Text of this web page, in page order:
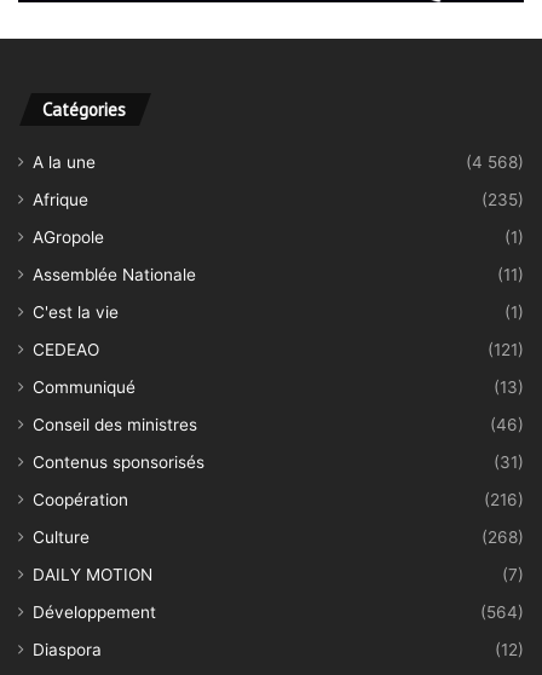
Catégories
A la une
(4 568)
Afrique
(235)
AGropole
(1)
Assemblée Nationale
(11)
C'est la vie
(1)
CEDEAO
(121)
Communiqué
(13)
Conseil des ministres
(46)
Contenus sponsorisés
(31)
Coopération
(216)
Culture
(268)
DAILY MOTION
(7)
Développement
(564)
Diaspora
(12)